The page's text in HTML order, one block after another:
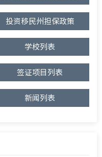
投资移民州担保政策
学校列表
签证项目列表
新闻列表